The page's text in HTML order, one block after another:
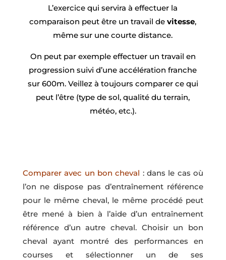
L’exercice qui servira à effectuer la
comparaison peut être un travail devitesse,
même sur une courte distance.
On peut par exemple effectuer un travail en
progression suivi d’une accélération franche
sur 600m. Veillez à toujours comparer ce qui
peut l’être (type de sol, qualité du terrain,
météo, etc.).
Comparer avec un bon cheval : dans le cas où
l’on ne dispose pas d’entraînement référence
pour le même cheval, le même procédé peut
être mené à bien à l’aide d’un entraînement
référence d’un autre cheval. Choisir un bon
cheval ayant montré des performances en
courses et sélectionner un de ses